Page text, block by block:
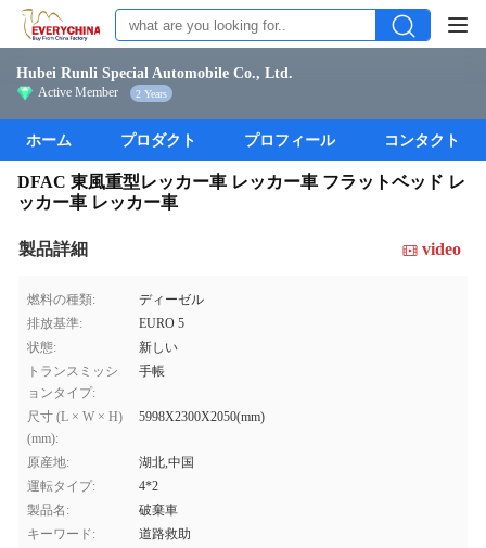
Hubei Runli Special Automobile Co., Ltd.
Active Member 2 Years
ホーム プロダクト プロフィール コンタクト
DFAC 東風重型レッカー車 レッカー車 フラットベッド レ
ッカー車 レッカー車
製品詳細 video
燃料の種類:
ディーゼル
排放基準:
EURO 5
状態:
新しい
トランスミッシ
ョンタイプ:
手帳
尺寸 (L × W × H)
(mm):
5998X2300X2050(mm)
原産地:
湖北,中国
運転タイプ:
4*2
製品名:
破棄車
キーワード:
道路救助